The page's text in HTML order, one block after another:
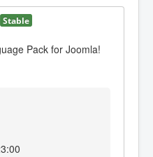
Stable
Pack for Joomla!